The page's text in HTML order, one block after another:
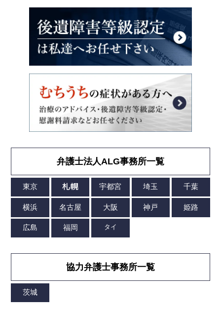
弁護士法人ALG事務所一覧
協力弁護士事務所一覧